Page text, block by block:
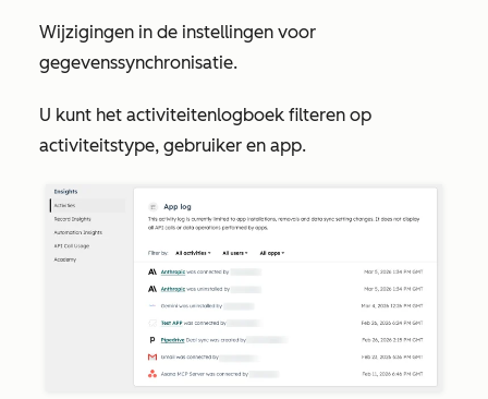
Wijzigingen in de instellingen voor
gegevenssynchronisatie.
U kunt het activiteitenlogboek filteren op
activiteitstype, gebruiker en app.